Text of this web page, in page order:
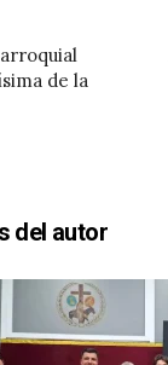
de la
del autor